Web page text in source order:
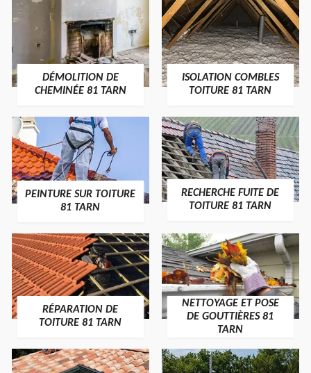
DÉMOLITION DE
CHEMINÉE 81 TARN
ISOLATION COMBLES
TOITURE 81 TARN
PEINTURE SUR TOITURE
81 TARN
RECHERCHE FUITE DE
TOITURE 81 TARN
RÉPARATION DE
TOITURE 81 TARN
NETTOYAGE ET POSE
DE GOUTTIÈRES 81
TARN